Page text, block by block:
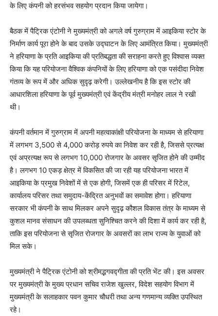
के लिए कंपनी को हरसंभव सहयोग प्रदान किया जायेगा।
बैठक में पैट्रिक एंटोनी ने मुख्यमंत्री को अगले वर्ष गुरुग्राम में आइकिया स्टोर के
निर्माण कार्य पूरा होने के बाद उसके उद्घाटन के लिए आमंत्रित किया। मुख्यमंत्री
ने हरियाणा के प्रति आइकिया की प्रतिबद्धता की सराहना करते हुए विश्वास व्यक्त
किया कि यह परियोजना वैश्विक कंपनियों के लिए हरियाणा को एक पसंदीदा निवेश
गंतव्य के रूप में और अधिक सुदृढ़ करेगी। उल्लेखनीय है कि इस स्टोर की
आधारशिला हरियाणा के पूर्व मुख्यमंत्री एवं केंद्रीय मंत्री मनोहर लाल ने रखी
थी।
कंपनी वर्तमान में गुरुग्राम में अपनी महत्वाकांक्षी परियोजना के माध्यम से हरियाणा
में लगभग 3,500 से 4,000 करोड़ रुपये का निवेश कर रही है, जिससे प्रत्यक्ष
एवं अप्रत्यक्ष रूप से लगभग 10,000 रोजगार के अवसर सृजित होने की उम्मीद
है। लगभग 10 एकड़ क्षेत्र में विकसित की जा रही यह परियोजना भारत में
आइकिया के प्रमुख निवेशों में से एक होगी, जिसमें एक ही परिसर में रिटेल,
कार्यालय परिसर तथा समुदाय-केंद्रित अनुभवों का समावेश होगा। हरियाणा
सरकार भी कंपनी के साथ मिलकर अपने सुदृढ़ कौशल विकास तंत्र के माध्यम से
कुशल मानव संसाधन की उपलब्धता सुनिश्चित करने की दिशा में कार्य कर रही है,
ताकि इस परियोजना से सृजित रोजगार के अवसरों का लाभ राज्य के युवाओं को
मिल सके।
मुख्यमंत्री ने पैट्रिक एंटोनी को श्रीमद्भगवद्गीता की प्रति भेंट की। इस अवसर
पर मुख्यमंत्री के मुख्य प्रधान सचिव राजेश खुल्लर, विदेश सहयोग विभाग में
मुख्यमंत्री के सलाहकार पवन कुमार चौधरी तथा अन्य गणमान्य व्यक्ति उपस्थित
रहे।